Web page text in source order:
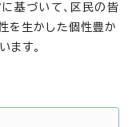
基づいて、区民の皆
を生かした個性豊か
ます。